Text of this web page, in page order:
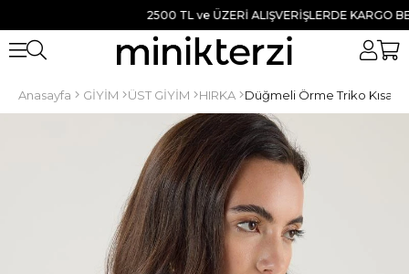
2500 TL ve ÜZERİ ALIŞVERİŞLERDE KARGO
Anasayfa GİYİM ÜST GİYİM HIRKA Düğmeli Örme Triko Kısa